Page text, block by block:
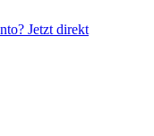
Jetzt direkt